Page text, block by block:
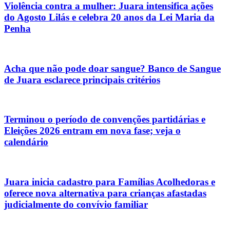
Violência contra a mulher: Juara intensifica ações
do Agosto Lilás e celebra 20 anos da Lei Maria da
Penha
Acha que não pode doar sangue? Banco de Sangue
de Juara esclarece principais critérios
Terminou o período de convenções partidárias e
Eleições 2026 entram em nova fase; veja o
calendário
Juara inicia cadastro para Famílias Acolhedoras e
oferece nova alternativa para crianças afastadas
judicialmente do convívio familiar